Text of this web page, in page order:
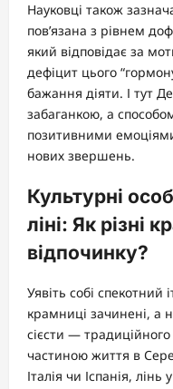
Науковці також
пов’язана з рівнем
який відповідає за
дефіцит цього
бажання діяти. І тут
забаганкою, а
позитивними
нових звершень.
Культурні
ліні: Як різні
відпочинку?
Уявіть собі спекотний
крамниці зачинені, а
сієсти —
частиною життя в
Італія чи Іспанія,